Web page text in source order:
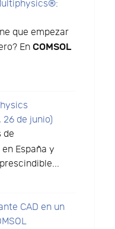
que empezar
En COMSOL
de junio)
de
en España y
CAD en un